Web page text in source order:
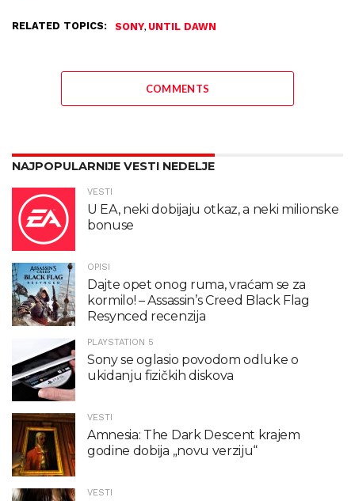
RELATED TOPICS: SONY, UNTIL DAWN
COMMENTS
NAJPOPULARNIJE VESTI NEDELJE
VESTI
U EA, neki dobijaju otkaz, a neki milionske
bonuse
OPISI
Dajte opet onog ruma, vraćam se za
kormilo! – Assassin’s Creed Black Flag
Resynced recenzija
PLAYSTATION 5
Sony se oglasio povodom odluke o
ukidanju fizičkih diskova
VESTI
Amnesia: The Dark Descent krajem
godine dobija „novu verziju“
VESTI